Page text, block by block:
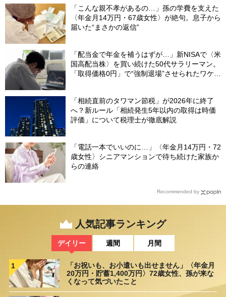
「こんな親不孝があるの…」孫の学費を支えた
〈年金月14万円・67歳女性〉が絶句。息子から
届いた“まさかの返信”
「配当金で年金を補うはずが…」新NISAで〈米
国高配当株〉を買い続けた50代サラリーマン。
「取得価格0円」で“強制退場”させられたワケ
「相続直前のタワマン節税」が2026年に終了
へ？新ルール「相続発生5年以内の取得は時価
評価」について税理士が徹底解説
「電話一本でいいのに…」〈年金月14万円・72
歳女性〉シニアマンションで待ち続けた家族か
らの連絡
Recommended by
人気記事ランキング
デイリー 週間 月間
1
「お祝いも、お小遣いも出せません」〈年金月
20万円・貯蓄1,400万円〉72歳女性、孫が来な
くなって気づいたこと